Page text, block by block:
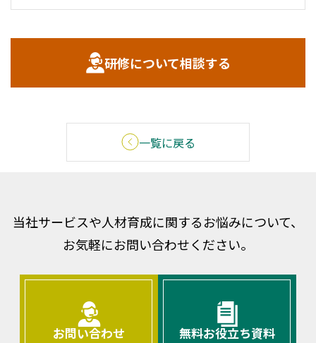
研修について相談する
一覧に戻る
当社サービスや人材育成に関するお悩みについて、
お気軽にお問い合わせください。
お問い合わせ 無料お役立ち資料